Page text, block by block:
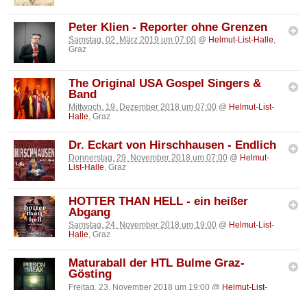
Peter Klien - Reporter ohne Grenzen
Samstag, 02. März 2019 um 07:00 @ Helmut-List-Halle,
Graz
The Original USA Gospel Singers &
Band
Mittwoch, 19. Dezember 2018 um 07:00 @ Helmut-List-
Halle, Graz
Dr. Eckart von Hirschhausen - Endlich
Donnerstag, 29. November 2018 um 07:00 @ Helmut-
List-Halle, Graz
HOTTER THAN HELL - ein heißer
Abgang
Samstag, 24. November 2018 um 19:00 @ Helmut-List-
Halle, Graz
Maturaball der HTL Bulme Graz-
Gösting
Freitag, 23. November 2018 um 19:00 @ Helmut-List-